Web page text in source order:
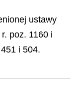
ustawy
poz. 1160 i
i 504.